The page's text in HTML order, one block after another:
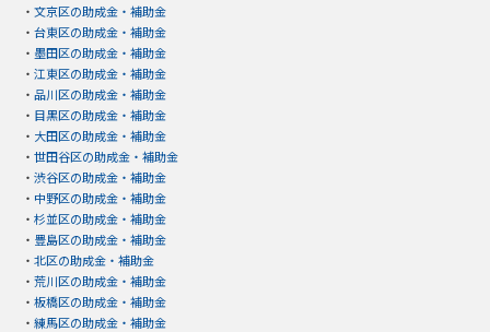
・ 文京区の助成金・補助金
・ 台東区の助成金・補助金
・ 墨田区の助成金・補助金
・ 江東区の助成金・補助金
・ 品川区の助成金・補助金
・ 目黒区の助成金・補助金
・ 大田区の助成金・補助金
・ 世田谷区の助成金・補助金
・ 渋谷区の助成金・補助金
・ 中野区の助成金・補助金
・ 杉並区の助成金・補助金
・ 豊島区の助成金・補助金
・ 北区の助成金・補助金
・ 荒川区の助成金・補助金
・ 板橋区の助成金・補助金
・ 練馬区の助成金・補助金